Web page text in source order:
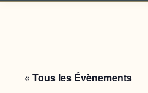
« Tous les Évènements